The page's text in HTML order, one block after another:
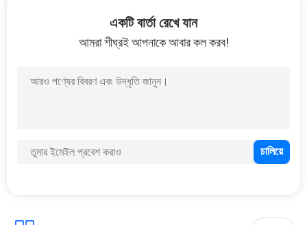
একটি বার্তা রেখে যান
আমরা শীঘ্রই আপনাকে আবার কল করব!